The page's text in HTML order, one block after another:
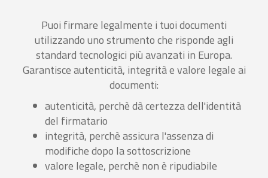
Puoi firmare legalmente i tuoi documenti
utilizzando uno strumento che risponde agli
standard tecnologici più avanzati in Europa.
Garantisce autenticità, integrità e valore legale ai
documenti:
autenticità, perchè dà certezza dell'identità
del firmatario
integrità, perchè assicura l'assenza di
modifiche dopo la sottoscrizione
valore legale, perchè non è ripudiabile